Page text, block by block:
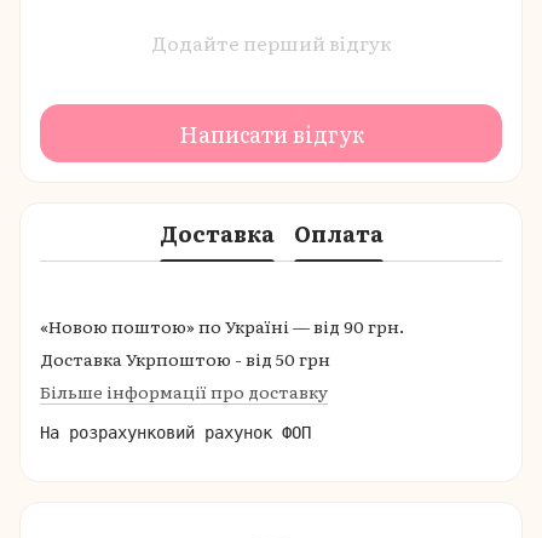
Додайте перший відгук
Написати відгук
Доставка Оплата
«Новою поштою» по Україні — від 90 грн.
Доставка Укрпоштою - від 50 грн
Більше інформації про доставку
На розрахунковий рахунок ФОП